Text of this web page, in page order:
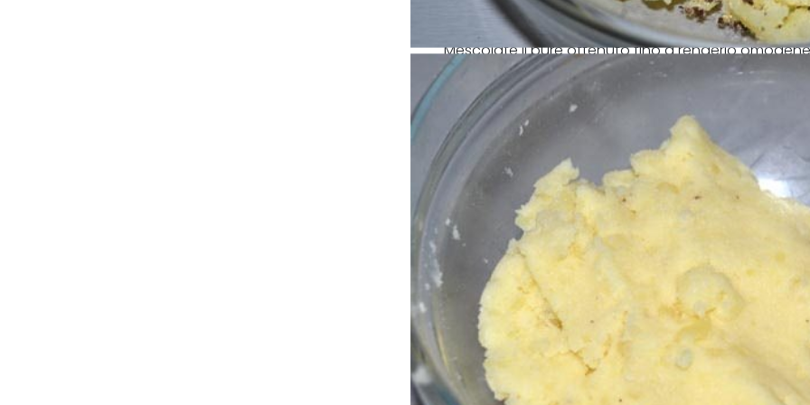
Mescolate il purè ottenuto fino a renderlo